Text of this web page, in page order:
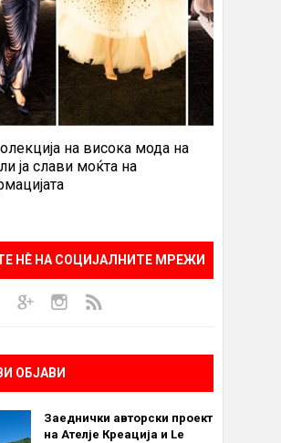
на висока мода на
ја слави моќта на
НÈ НА СОЦИЈАЛНИТЕ МРЕЖИ
ОБЈАВИ
Заеднички авторски проект
на Ателје Креација и Le